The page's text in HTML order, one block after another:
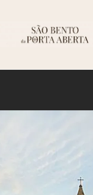
HISTOIRE
SANCTUAIRE